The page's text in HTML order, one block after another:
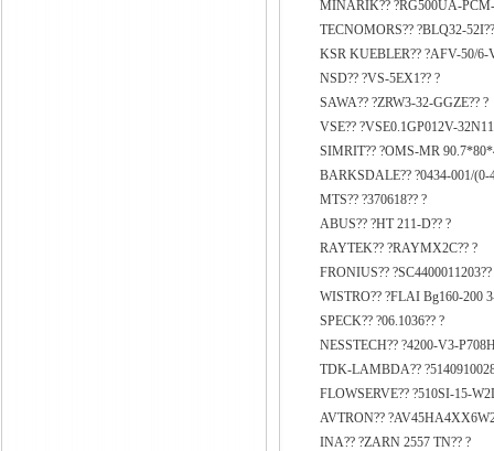
MINARIK?? ?RG500UA-PCM-
TECNOMORS?? ?BLQ32-
KSR KUEBLER?? ?AFV-50/
NSD?? ?VS-5EX1?? ?
SAWA?? ?ZRW3-32-GGZE?? ?
VSE?? ?VSE0.1GP012V-
SIMRIT?? ?OMS-MR
BARKSDALE?? ?0434-001/(0-
MTS?? ?370618?? ?
ABUS?? ?HT 211-D?? ?
RAYTEK?? ?RAYMX2C?? ?
FRONIUS?? ?SC4400011203??
WISTRO?? ?FLAI Bg160-200
SPECK?? ?06.1036?? ?
NESSTECH?? ?4200-V3-
TDK-LAMBDA??
FLOWSERVE?? ?510SI-15-
AVTRON??
INA?? ?ZARN 2557 TN?? ?